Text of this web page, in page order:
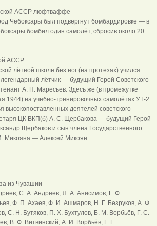
АССР люфтваффе
Чебоксары был подвергнут бомбардировке — в
бомбил один самолёт, сбросив около 20
АССР
лётной школе без ног (на протезах) учился
лётчик — будущий Герой Советского
А. П. Маресьев. Здесь же (в промежутке
1944) на учебно-тренировочных самолётах УТ-2
высокопоставленных деятелей советского
ЦК ВКП(б) А. С. Щербакова — будущий Герой
Щербаков и сын члена Государственного
Микояна — Алексей Микоян.
из Чувашии
С. А. Андреев, Я. А. Анисимов, Г. Ф.
Ф. П. Ахаев, Ф. И. Ашмаров, Н. Г. Безруков, А. Ф.
С. Н. Бутяков, П. Х. Бухтулов, Б. М. Ворбьёв, Г. С.
В. Ф. Витвинский, А. И. Ворбьёв, Г. Г.